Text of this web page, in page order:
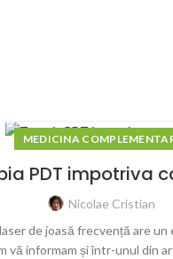
MEDICINA
PDT impotriva
Nicolae Cristian
de joasă frecvență are
vă informam și într-unul din